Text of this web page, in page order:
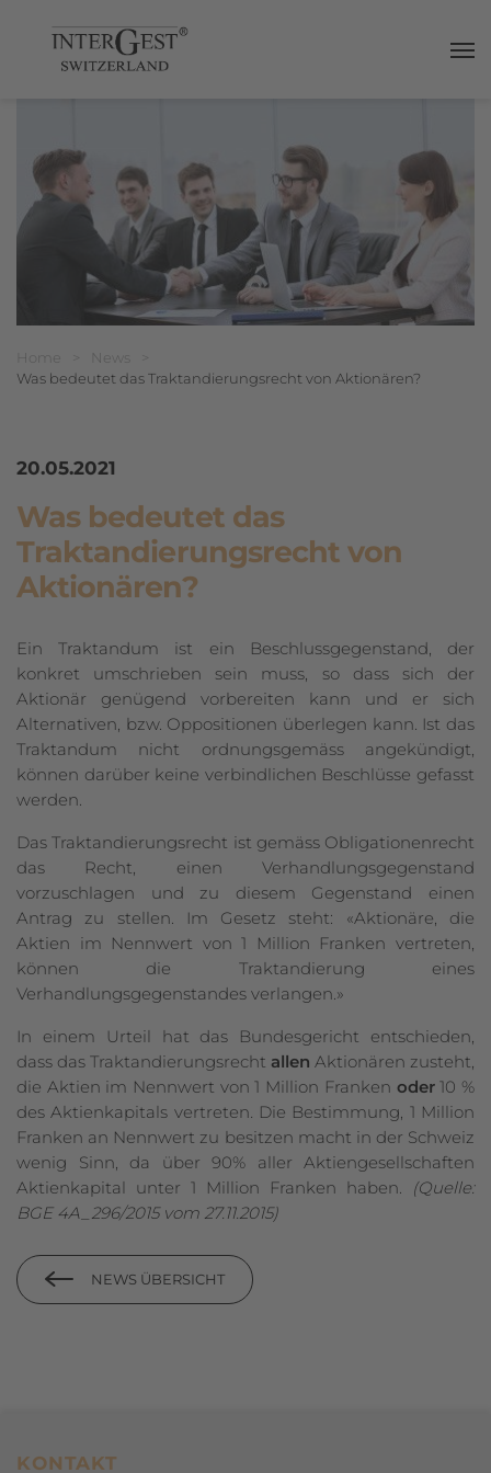
Breadcrumbnavigation
Sie befinden sich hier:
Home News
Was bedeutet das Traktandierungsrecht von Aktionären?
20.05.2021
Was bedeutet das
Traktandierungsrecht von
Aktionären?
Ein Traktandum ist ein Beschlussgegenstand, der
konkret umschrieben sein muss, so dass sich der
Aktionär genügend vorbereiten kann und er sich
Alternativen, bzw. Oppositionen überlegen kann. Ist das
Traktandum nicht ordnungsgemäss angekündigt,
können darüber keine verbindlichen Beschlüsse gefasst
werden.
Das Traktandierungsrecht ist gemäss Obligationenrecht
das Recht, einen Ver­hand­lungsgegenstand
vorzuschlagen und zu diesem Gegenstand einen
Antrag zu stellen. Im Gesetz steht: «Aktionäre, die
Aktien im Nennwert von 1 Million Franken vertreten,
können die Traktandierung eines
Verhandlungsgegenstandes verlangen.»
In einem Urteil hat das Bundesgericht entschieden,
dass das Traktan­die­rungs­recht allen Aktionären zusteht,
die Aktien im Nennwert von 1 Million Franken oder10 %
des Aktienkapitals vertreten Die Bestimmung, 1 Million
Franken an Nennwert zu besitzen macht in der Schweiz
wenig Sinn, da über 90% aller Aktiengesellschaften
Aktienkapital unter 1 Million Franken haben.
(Quelle:
BGE 4A_296/2015 vom 27.11.2015)
NEWS ÜBERSICHT
Footerbereich
KONTAKT